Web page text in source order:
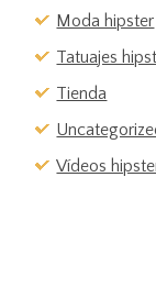
Moda hipster
Tatuajes
Tienda
Vídeos